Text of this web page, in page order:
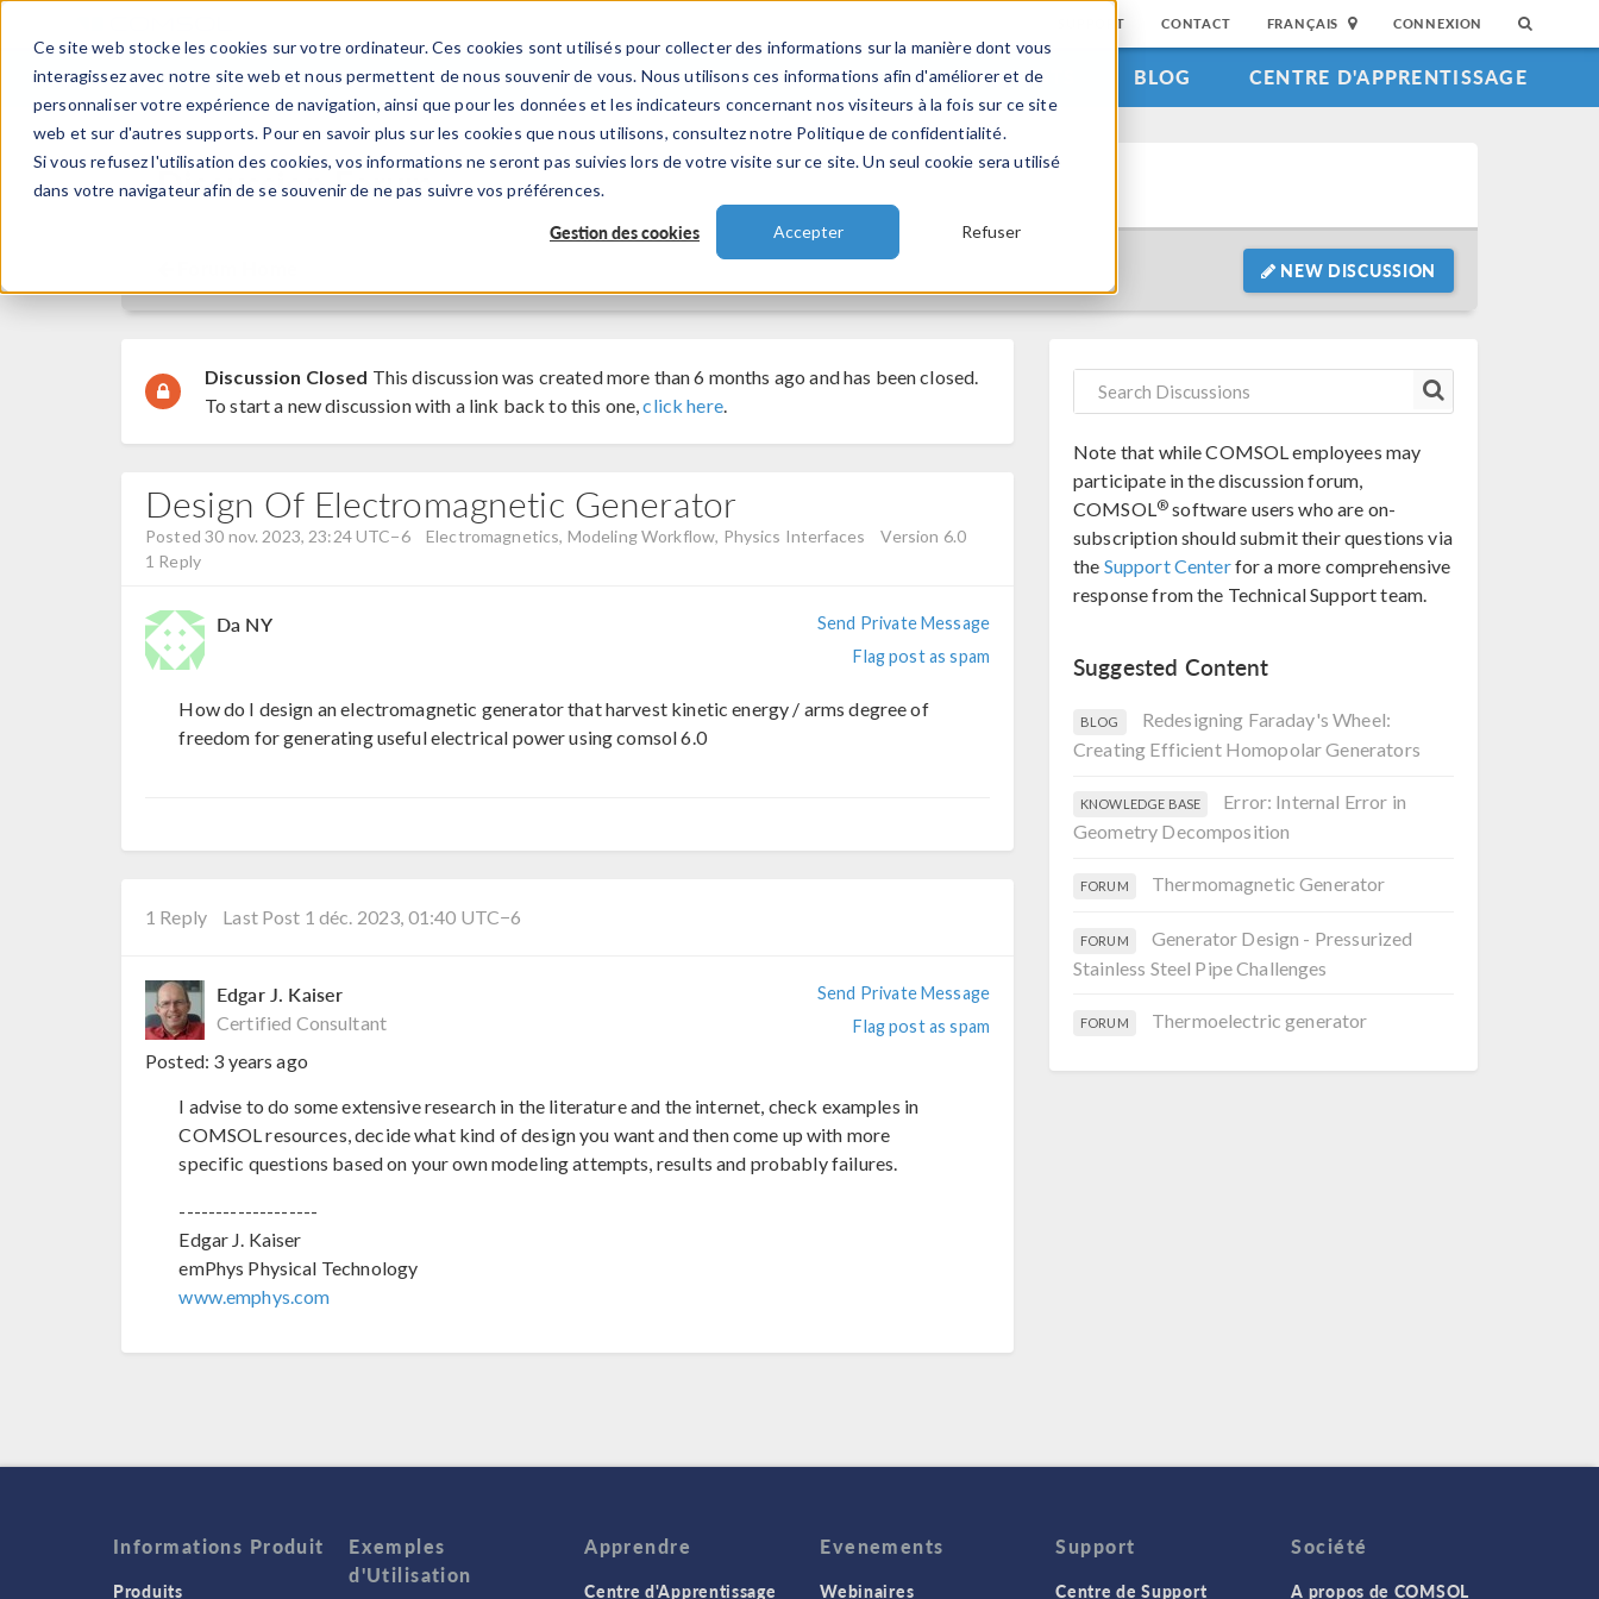
Ce site web stocke les cookies sur votre ordinateur. Ces cookies sont utilisés pour collecter des informations sur la manière dont vous
interagissez avec notre site web et nous permettent de nous souvenir de vous. Nous utilisons ces informations afin d'améliorer et de
personnaliser votre expérience de navigation, ainsi que pour les données et les indicateurs concernant nos visiteurs à la fois sur ce site
web et sur d'autres supports. Pour en savoir plus sur les cookies que nous utilisons, consultez notre Politique de confidentialité.
Si vous refusez l'utilisation des cookies, vos informations ne seront pas suivies lors de votre visite sur ce site. Un seul cookie sera utilisé
dans votre navigateur afin de se souvenir de ne pas suivre vos préférences.
Gestion des cookies Accepter Refuser
SUPPORT CONTACT FRANÇAIS CONNEXION
PRODUITS INDUSTRIES VIDEOS EVENEMENTS BLOG CENTRE D'APPRENTISSAGE
Discussion Forum
NEW DISCUSSION
Discussion Closed This discussion was created more than 6 months ago and has been closed.
To start a new discussion with a link back to this one,click here.
Design Of Electromagnetic Generator
Posted 30 nov. 2023, 23:24 UTC−6 Electromagnetics, Modeling Workflow, Physics Interfaces
Version 6.0
1 Reply
Da NY
Send Private Message
Flag post as spam
How do I design an electromagnetic generator that harvest kinetic energy / arms degree of
freedom for generating useful electrical power using comsol 6.0
1 Reply Last Post 1 déc. 2023, 01:40 UTC−6
Edgar J. Kaiser
Certified Consultant
Send Private Message
Flag post as spam
Posted: 3 years ago
I advise to do some extensive research in the literature and the internet, check examples in
COMSOL resources, decide what kind of design you want and then come up with more
specific questions based on your own modeling attempts, results and probably failures.
-------------------
Edgar J. Kaiser
emPhys Physical Technology
www.emphys.com
Note that while COMSOL employees may
participate in the discussion forum,
COMSOL® software users who are on-
subscription should submit their questions via
the Support Centerfor a more comprehensive
response from the Technical Support team.
Suggested Content
BLOG
Redesigning Faraday's Wheel:
Creating Efficient Homopolar Generators
KNOWLEDGE BASE
Error: Internal Error in
Geometry Decomposition
FORUM Thermomagnetic Generator
FORUM
Generator Design - Pressurized
Stainless Steel Pipe Challenges
FORUM Thermoelectric generator
Informations Produit
Produits
Exemples
d'Utilisation
Apprendre
Centre d'Apprentissage
Evenements
Webinaires
Support
Centre de Support
Société
A propos de COMSOL